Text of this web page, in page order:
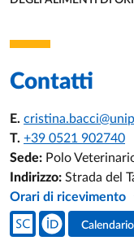
Contatti
E.
T. +39 0521 902740
Sede: Polo
Indirizzo: Strada del
Orari di ricevimento
Social del